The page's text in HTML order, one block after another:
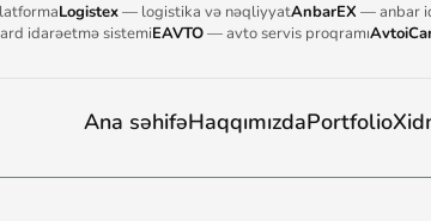
Logistex— logistika və nəqliyyatAnbarEX — anbar
idarəetmə sistemiEAVTO— avto servis proqramı
Ana səhifəHaqqımızdaPortfolio